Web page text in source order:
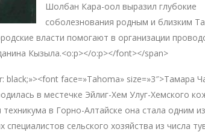
Шолбан Кара-оол выразил глубокие
соболезнования родным и близким
власти помогают в организации
Кызыла.<o:p></o:p></font></span>
black;»><font face=»Tahoma» size=»3″>Тамара
в местечке Эйлиг-Хем Улуг-Хемского
в Горно-Алтайске она стала одним
сельского хозяйства из числа